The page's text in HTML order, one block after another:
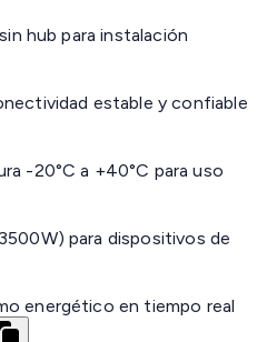
hub para instalación
estable y confiable
-20°C a +40°C para uso
para dispositivos de
energético en tiempo real